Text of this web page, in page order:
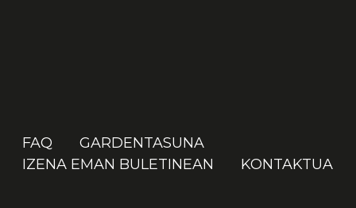
FAQ
GARDENTASUNA
IZENA EMAN BULETINEAN
KONTAKTUA